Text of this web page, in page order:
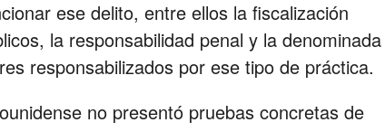
ese delito, entre ellos la fiscalización
la responsabilidad penal y la denominada
responsabilizados por ese tipo de práctica.
no presentó pruebas concretas de